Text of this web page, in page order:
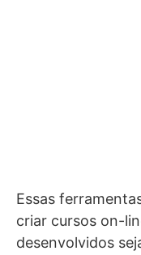
Essas
criar cursos on-
desenvolvidos